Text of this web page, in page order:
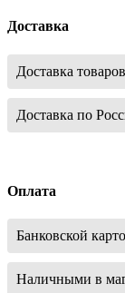
Доставка
Доставка
Доставка по
Оплата
Банковской
Наличными в